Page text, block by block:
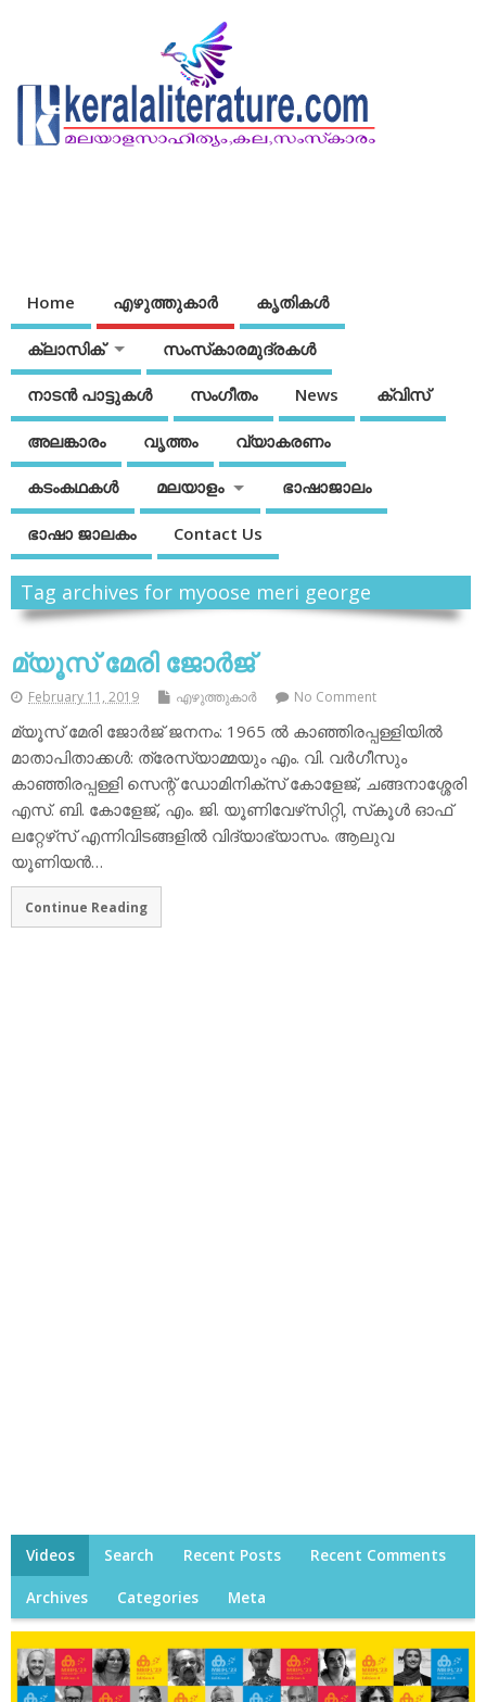
Home എഴുത്തുകാര്‍ കൃതികൾ
ക്ലാസിക് സംസ്‌കാരമുദ്രകള്‍
നാടന്‍ പാട്ടുകള്‍ സംഗീതം News ക്വിസ്
അലങ്കാരം വൃത്തം വ്യാകരണം
കടംകഥകള്‍ മലയാളം ഭാഷാജാലം
ഭാഷാ ജാലകം Contact Us
Tag archives for myoose meri george
മ്യൂസ് മേരി ജോര്‍ജ്
February 11, 2019 എഴുത്തുകാര്‍ No Comment
മ്യൂസ് മേരി ജോര്‍ജ് ജനനം: 1965 ല്‍ കാഞ്ഞിരപ്പള്ളിയില്‍
മാതാപിതാക്കള്‍: ത്രേസ്യാമ്മയും എം. വി. വര്‍ഗീസും
കാഞ്ഞിരപ്പള്ളി സെന്റ് ഡോമിനിക്‌സ് കോളേജ്, ചങ്ങനാശ്ശേരി
എസ്. ബി. കോളേജ്, എം. ജി. യൂണിവേഴ്‌സിറ്റി, സ്‌കൂള്‍ ഓഫ്
ലറ്റേഴ്‌സ് എന്നിവിടങ്ങളില്‍ വിദ്യാഭ്യാസം. ആലുവ
യൂണിയന്‍…
Continue Reading
Videos Search Recent Posts Recent Comments
Archives Categories Meta